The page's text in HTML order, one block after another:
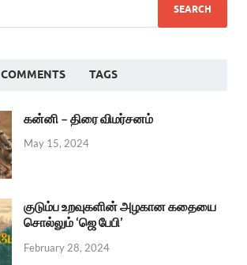
COMMENTS TAGS
கன்னி – திரை விமர்சனம்
May 15, 2024
குடும்ப உறவுகளின் அழகான கதையை
சொல்லும் ‘ஜெ பேபி’
February 28, 2024